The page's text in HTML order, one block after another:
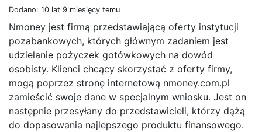
Dodano: 10 lat 9 miesięcy temu
Nmoney jest firmą przedstawiającą oferty instytucji
pozabankowych, których głównym zadaniem jest
udzielanie pożyczek gotówkowych na dowód
osobisty. Klienci chcący skorzystać z oferty firmy,
mogą poprzez stronę internetową nmoney.com.pl
zamieścić swoje dane w specjalnym wniosku. Jest on
następnie przesyłany do przedstawicieli, którzy dążą
do dopasowania najlepszego produktu finansowego.